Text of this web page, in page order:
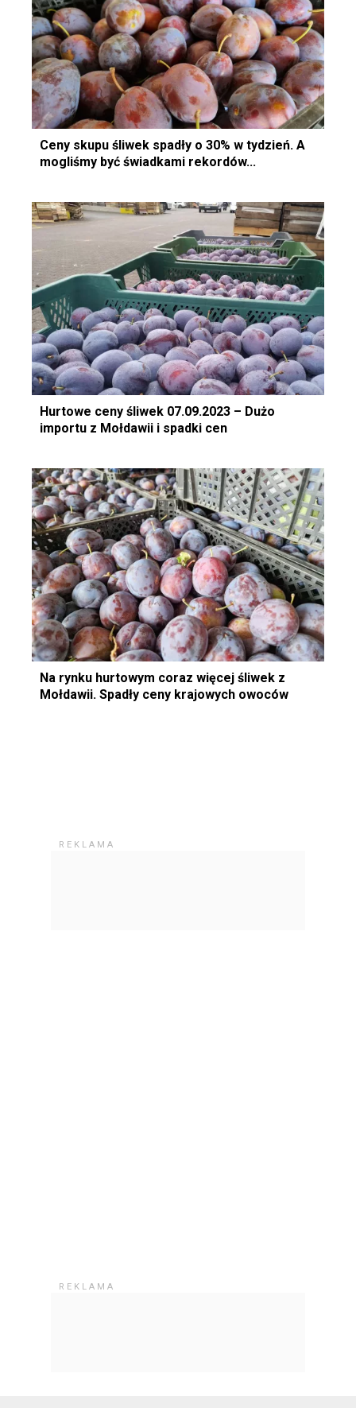
Ceny skupu śliwek spadły o 30% w tydzień. A
mogliśmy być świadkami rekordów...
Hurtowe ceny śliwek 07.09.2023 – Dużo
importu z Mołdawii i spadki cen
Na rynku hurtowym coraz więcej śliwek z
Mołdawii. Spadły ceny krajowych owoców